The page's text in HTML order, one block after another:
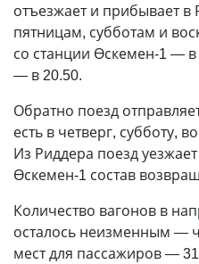
отъезжает и прибывает в
пятницам, субботам и
со станции Өскемен-1 —
— в 20.50.
Обратно поезд
есть в четверг, субботу,
Из Риддера поезд
Өскемен-1 состав
Количество вагонов в
осталось неизменным —
мест для пассажиров —